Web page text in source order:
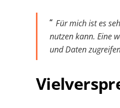
Für mich ist es
nutzen kann. Eine
und Daten